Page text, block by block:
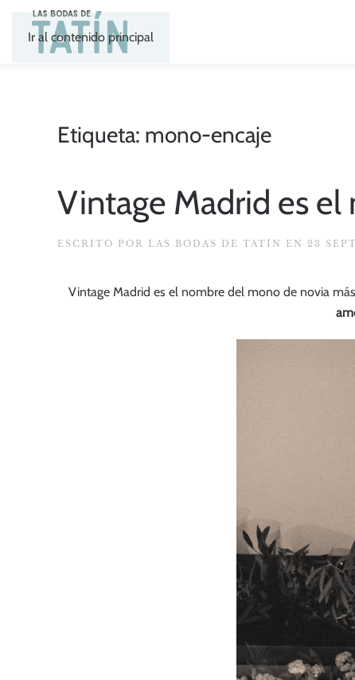
Ir al contenido principal
Etiqueta: mono-encaje
Vintage Madrid es
ESCRITO POR LAS BODAS DE TATÍN EN 23
Vintage Madrid es el nombre del mono de novia